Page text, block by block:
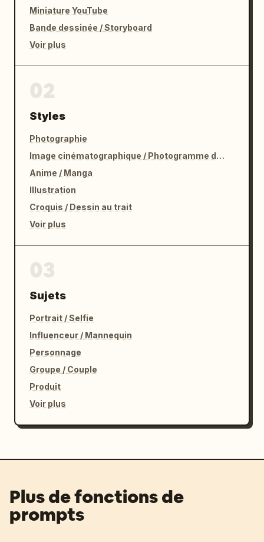
Miniature YouTube
Bande dessinée / Storyboard
Voir plus
Styles
Photographie
Image cinématographique / Photogramme de film
Anime / Manga
Illustration
Croquis / Dessin au trait
Voir plus
Sujets
Portrait / Selfie
Influenceur / Mannequin
Personnage
Groupe / Couple
Produit
Voir plus
Plus de fonctions de
prompts